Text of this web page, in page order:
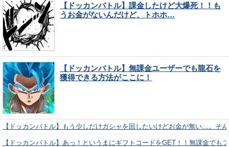
【ドッカンバトル】課金したけど大爆死！！も
うお金がないんだけど、トホホ…
【ドッカンバトル】無課金ユーザーでも龍石を
獲得できる方法がここに！
【ドッカンバトル】もう少しだけガシャを回したいけどお金が無い…。そ
【ドッカンバトル】あっ！というまにギフトコードをGET！！無課金でも